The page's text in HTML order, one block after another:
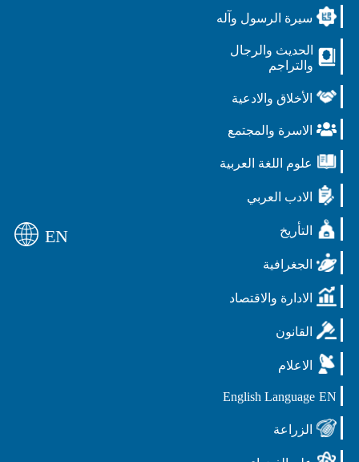
سيرة الرسول وآله
الحديث والرجال
والتراجم
الأخلاق والادعية
الاسرة والمجتمع
علوم اللغة العربية
الادب العربي
التأريخ
الجغرافية
الادارة والاقتصاد
القانون
الاعلام
EN
English Language
الزراعة
EN